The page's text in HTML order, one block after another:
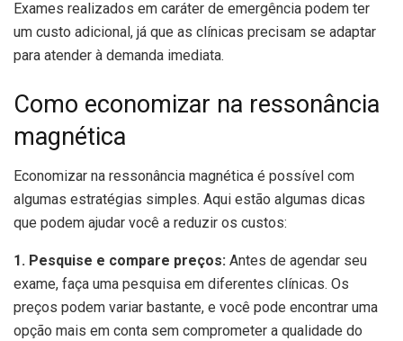
Exames realizados em caráter de emergência podem ter
um custo adicional, já que as clínicas precisam se adaptar
para atender à demanda imediata.
Como economizar na ressonância
magnética
Economizar na ressonância magnética é possível com
algumas estratégias simples. Aqui estão algumas dicas
que podem ajudar você a reduzir os custos:
1. Pesquise e compare preços: Antes de agendar seu
exame, faça uma pesquisa em diferentes clínicas. Os
preços podem variar bastante, e você pode encontrar uma
opção mais em conta sem comprometer a qualidade do